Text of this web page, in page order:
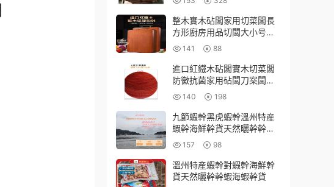
整木實木砧闆家用切菜闆長
方形廚房用品切闆大小号紅
櫻桃木菜闆
141 88
進口紅鐵木砧闆實木切菜闆
防黴抗菌家用砧闆刀案闆整
木廚房砍剁專用
140 198
九節蝦幹黑虎蝦幹溫州特産
蝦幹海鮮幹貨天然曬幹幹蝦
海蝦幹貨
157 98
溫州特産蝦幹對蝦幹海鮮幹
貨天然曬幹幹蝦海蝦幹貨